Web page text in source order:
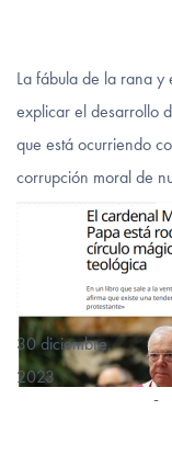
La fábula de la rana
explicar el desarrollo
que está ocurriendo
corrupción moral de
que a nadie extraña
30 diciembre,
2023
-